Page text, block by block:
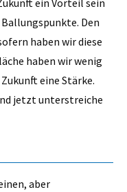
ein Vorteil sein
Den
haben wir diese
haben wir wenig
eine Stärke.
jetzt unterstreiche
aber